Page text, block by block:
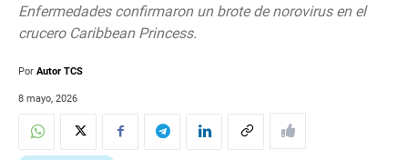
Enfermedades confirmaron un brote de norovirus en el
crucero Caribbean Princess.
Por Autor TCS
8 mayo, 2026